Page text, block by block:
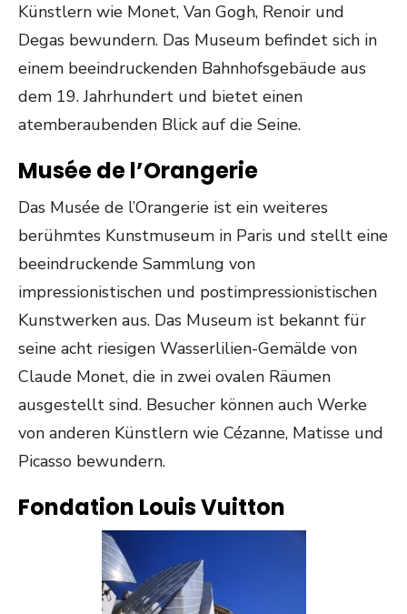
Künstlern wie Monet, Van Gogh, Renoir und
Degas bewundern. Das Museum befindet sich in
einem beeindruckenden Bahnhofsgebäude aus
dem 19. Jahrhundert und bietet einen
atemberaubenden Blick auf die Seine.
Musée de l’Orangerie
Das Musée de l’Orangerie ist ein weiteres
berühmtes Kunstmuseum in Paris und stellt eine
beeindruckende Sammlung von
impressionistischen und postimpressionistischen
Kunstwerken aus. Das Museum ist bekannt für
seine acht riesigen Wasserlilien-Gemälde von
Claude Monet, die in zwei ovalen Räumen
ausgestellt sind. Besucher können auch Werke
von anderen Künstlern wie Cézanne, Matisse und
Picasso bewundern.
Fondation Louis Vuitton